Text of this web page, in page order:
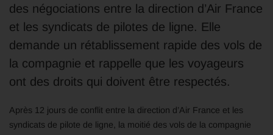
des négociations entre la direction d’Air France
et les syndicats de pilotes de ligne. Elle
demande un rétablissement rapide des vols de
la compagnie et rappelle que les voyageurs
ont des droits qui doivent être respectés.
Après 12 jours de conflit entre la direction d’Air France et les
syndicats de pilote de ligne, la moitié des vols de la compagnie